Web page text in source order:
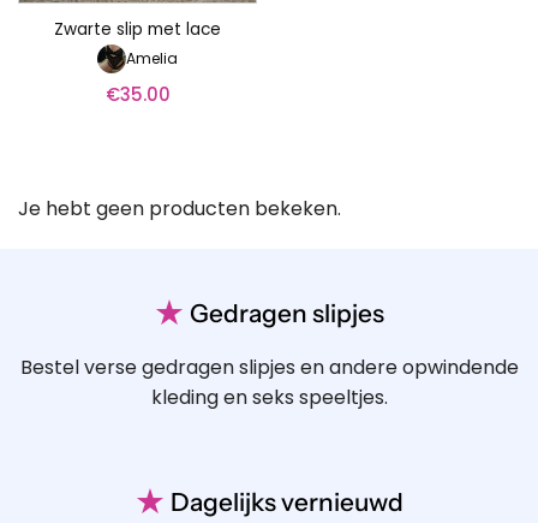
Zwarte slip met lace
Amelia
€35.00
Je hebt geen producten bekeken.
★ Gedragen slipjes
Bestel verse gedragen slipjes en andere opwindende
kleding en seks speeltjes.
★ Dagelijks vernieuwd